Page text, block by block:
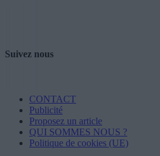
Suivez nous
CONTACT
Publicité
Proposez un article
QUI SOMMES NOUS ?
Politique de cookies (UE)